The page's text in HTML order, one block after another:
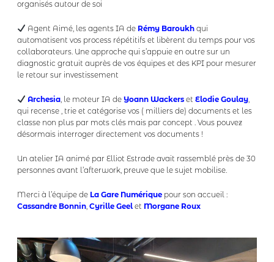
organisés autour de soi
Agent Aimé, les agents IA de Rémy Baroukhqui
automatisent vos process répétitifs et libèrent du temps pour vos
collaborateurs. Une approche qui s’appuie en outre sur un
diagnostic gratuit auprès de vos équipes et des KPI pour mesurer
le retour sur investissement
Archesia, le moteur IA de Yoann Wackerset Elodie Goulay,
qui recense , trie et catégorise vos ( milliers de) documents et les
classe non plus par mots clés mais par concept . Vous pouvez
désormais interroger directement vos documents !
Un atelier IA animé par Elliot Estrade avait rassemblé près de 30
personnes avant l’afterwork, preuve que le sujet mobilise.
Merci à l’équipe de La Gare Numérique pour son accueil :
Cassandre Bonnin,Cyrille Geel et Morgane Roux